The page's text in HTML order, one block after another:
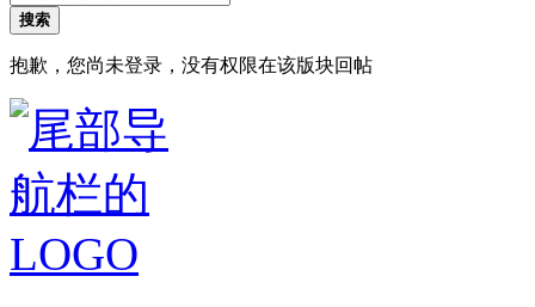
搜索
抱歉，您尚未登录，没有权限在该版块回帖